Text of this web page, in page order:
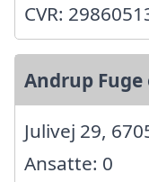
CVR:
Andrup
Julivej 29,
Ansatte: 0